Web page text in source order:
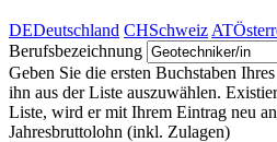
DEDeutschland CHSchweiz AT
Berufsbezeichnung
Geben Sie die ersten Buchstaben
ihn aus der Liste auszuwählen.
Liste, wird er mit Ihrem Eintrag neu
Jahresbruttolohn (inkl. Zulagen)